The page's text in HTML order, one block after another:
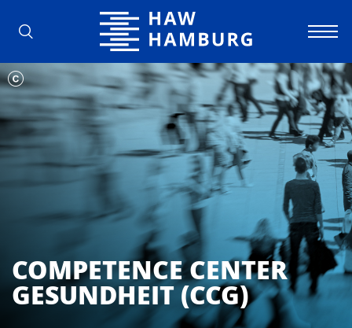
Hochschule für Angewandte
COMPETENCE CENTER
GESUNDHEIT (CCG)